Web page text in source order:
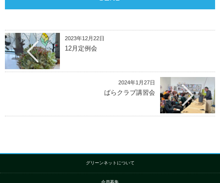
2023年12月22日
12月定例会
2024年1月27日
ばらクラブ講習会
グリーンネットについて
会員募集